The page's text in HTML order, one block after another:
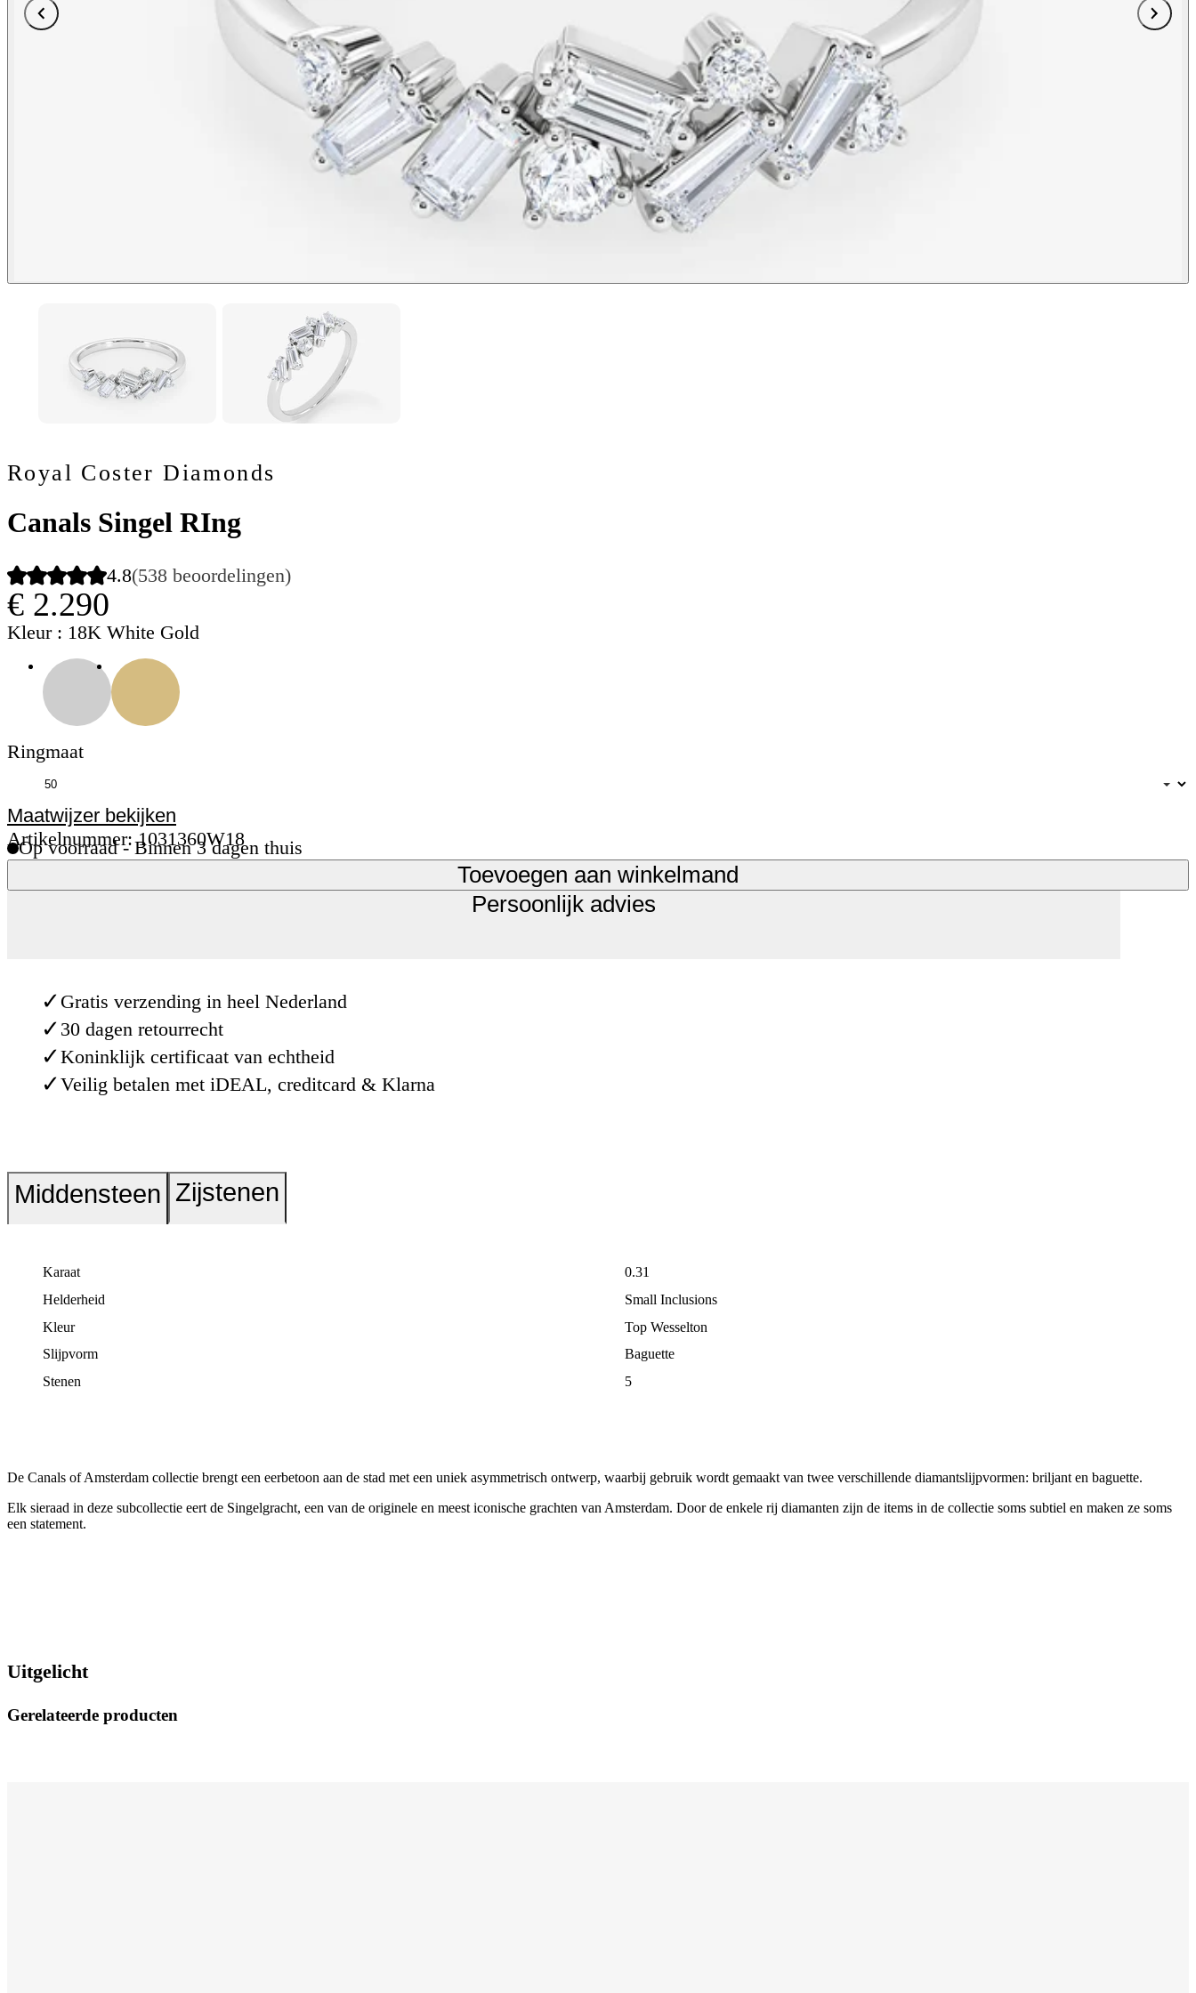
Royal Coster Diamonds
Canals Singel RIng
4.8(538 beoordelingen)
€ 2.290
Kleur : 18K White Gold
Ringmaat
Maatwijzer bekijken
Artikelnummer: 1031360W18
Op voorraad - Binnen 3 dagen thuis
Toevoegen aan winkelmand
Persoonlijk advies
✓ Gratis verzending in heel Nederland
✓ 30 dagen retourrecht
✓Koninklijk certificaat van echtheid
✓Veilig betalen met iDEAL, creditcard & Klarna
Middensteen Zijstenen
Karaat
0.31
Helderheid
Small Inclusions
Kleur
Top Wesselton
Slijpvorm
Baguette
Stenen
5
De Canals of Amsterdam collectie brengt een eerbetoon aan de stad met een uniek asymmetrisch ontwerp, waarbij gebruik wordt gemaakt van twee verschillende diamantslijpvormen: briljant en baguette.
Elk sieraad in deze subcollectie eert de Singelgracht, een van de originele en meest iconische grachten van Amsterdam. Door de enkele rij diamanten zijn de items in de collectie soms subtiel en maken ze soms
een statement.
Uitgelicht
Gerelateerde producten